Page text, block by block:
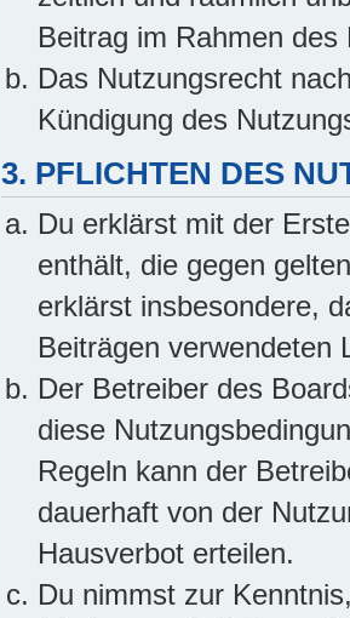
Beitrag im Rahmen
Das Nutzungsrecht
Kündigung des
3. PFLICHTEN DES
Du erklärst mit der
enthält, die gegen
erklärst insbesondere,
Beiträgen verwendeten
Der Betreiber des
diese
Regeln kann der
dauerhaft von der
Hausverbot erteilen.
Du nimmst zur